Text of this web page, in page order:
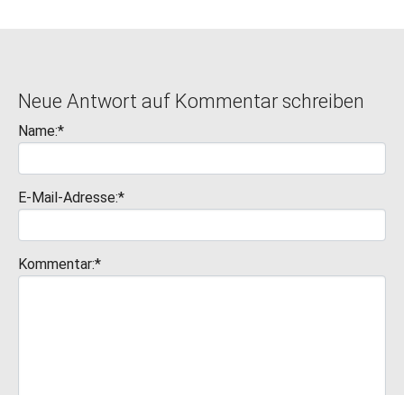
Neue Antwort auf Kommentar schreiben
Name:*
E-Mail-Adresse:*
Kommentar:*